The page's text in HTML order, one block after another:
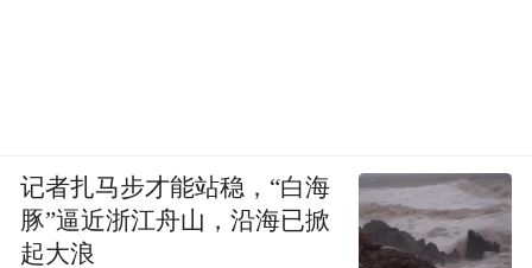
记者扎马步才能站稳，“白海
豚”逼近浙江舟山，沿海已掀
起大浪